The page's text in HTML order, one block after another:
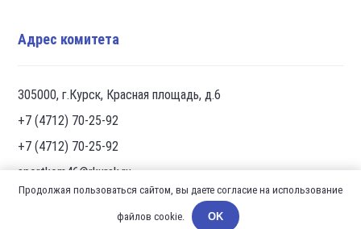
Адрес комитета
305000, г.Курск, Красная площадь, д.6
+7 (4712) 70-25-92
+7 (4712) 70-25-92
sportkom46@rkursk.ru
Продолжая пользоваться сайтом, вы даете согласие на использование
файлов cookie. OK